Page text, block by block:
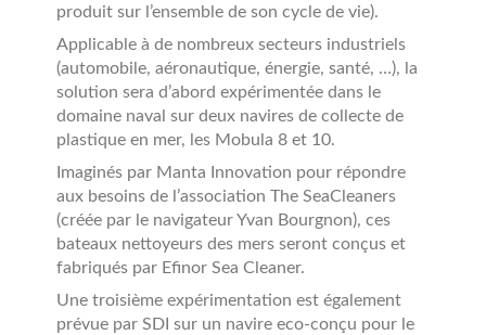
produit sur l’ensemble de son cycle de vie).
Applicable à de nombreux secteurs industriels
(automobile, aéronautique, énergie, santé, …), la
solution sera d’abord expérimentée dans le
domaine naval sur deux navires de collecte de
plastique en mer, les Mobula 8 et 10.
Imaginés par Manta Innovation pour répondre
aux besoins de l’association The SeaCleaners
(créée par le navigateur Yvan Bourgnon), ces
bateaux nettoyeurs des mers seront conçus et
fabriqués par Efinor Sea Cleaner.
Une troisième expérimentation est également
prévue par SDI sur un navire eco-conçu pour le